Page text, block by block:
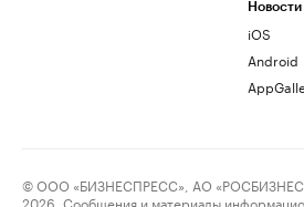
Новости
iOS
Android
© ООО «БИЗНЕСПРЕСС», АО
2026. Сообщения и материалы